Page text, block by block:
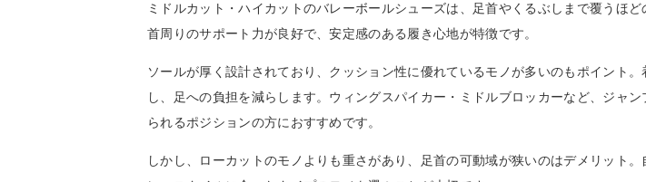
ミドルカット・ハイカットのバレーボールシューズは、足首やくるぶしまで覆うほど
首周りのサポート力が良好で、安定感のある履き心地が特徴です。
ソールが厚く設計されており、クッション性に優れているモノが多いのもポイント
し、足への負担を減らします。ウィングスパイカー・ミドルブロッカーなど、ジャ
られるポジションの方におすすめです。
しかし、ローカットのモノよりも重さがあり、足首の可動域が狭いのはデメリット